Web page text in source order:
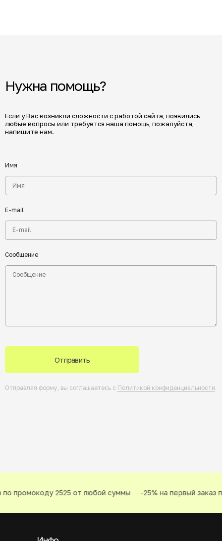
Нужна помощь?
Если у Вас возникли сложности с работой сайта, появились
любые вопросы или требуется наша помощь, пожалуйста,
напишите нам.
Имя
E-mail
Сообщение
Отправить
Отправляя форму, вы соглашаетесь с Политикой конфиденциальности.
промокоду 2525 от любой суммы -25% на первый заказ